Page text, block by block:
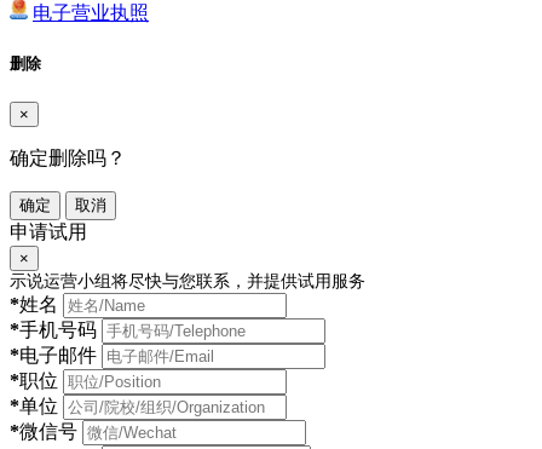
电子营业执照
删除
×
确定删除吗？
确定 取消
申请试用
×
示说运营小组将尽快与您联系，并提供试用服务
*姓名
*手机号码
*电子邮件
*职位
*单位
*微信号